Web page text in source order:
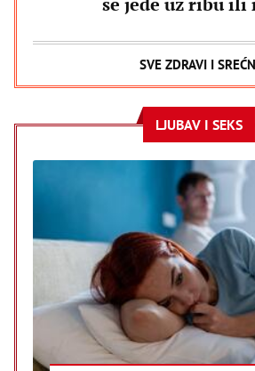
SVE ZDRAVI I
LJUBAV I SEKS